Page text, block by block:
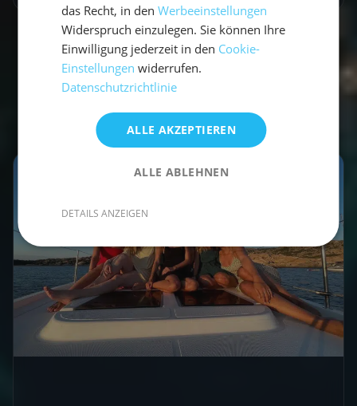
Empfohlene Beiträge
das Recht, in denWerbeeinstellungen
Widerspruch einzulegen. Sie können Ihre
Einwilligung jederzeit in den Cookie-
Einstellungen widerrufen.
Datenschutzrichtlinie
ALLE AKZEPTIEREN
ALLE ABLEHNEN
DETAILS ANZEIGEN